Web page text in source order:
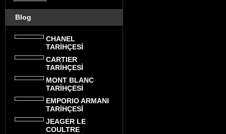
Blog
CHANEL
TARİHÇESİ
CARTIER
TARİHÇESİ
MONT BLANC
TARİHÇESİ
EMPORIO ARMANI
TARİHÇESİ
JEAGER LE
COULTRE